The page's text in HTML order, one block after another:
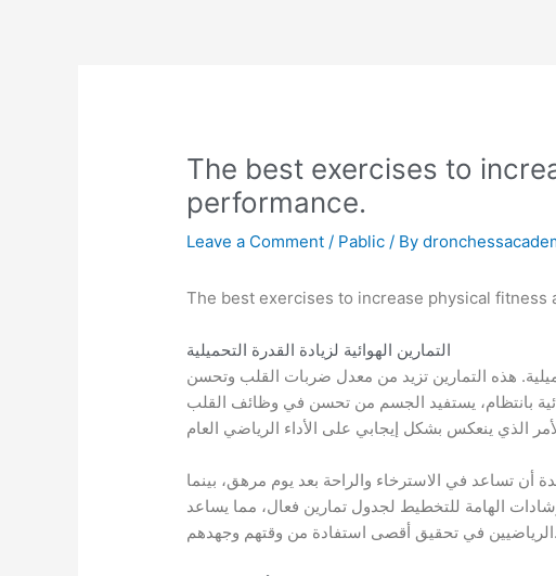
The best exercises to
performance.
Leave a Comment / Pablic / By
The best exercises to increase physical fitness
التمارين الهوائية لزيادة القدرة التحميلية
هذه التمارين تزيد من معدل ضربات القلب وتحسن
بانتظام، يستفيد الجسم من تحسن في وظائف القلب
أن تساعد في الاسترخاء والراحة بعد يوم مرهق، بينما
الهامة للتخطيط لجدول تمارين فعال، مما يساعد
الرياضيين في تحقيق أقصى استفادة من وقتهم وجهدهم.